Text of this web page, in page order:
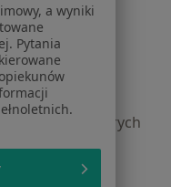
których
a wyniki
Pytania